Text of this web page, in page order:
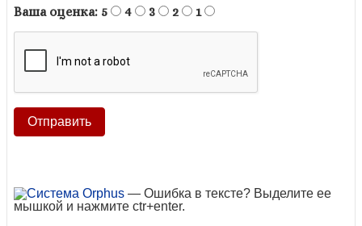
Ваша оценка: 5 4 3 2 1
— Ошибка в тексте? Выделите ее
мышкой и нажмите ctr+enter.